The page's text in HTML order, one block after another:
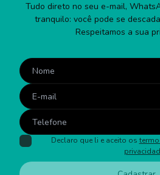
Tudo direto no seu e-mail,
tranquilo: você pode se
Respeitamos a sua
Declaro que li e aceito os